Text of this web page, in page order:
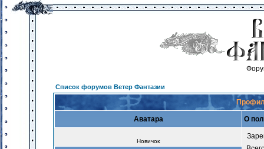
Список форумов Ветер Фантазии
Аватара О
Новичок